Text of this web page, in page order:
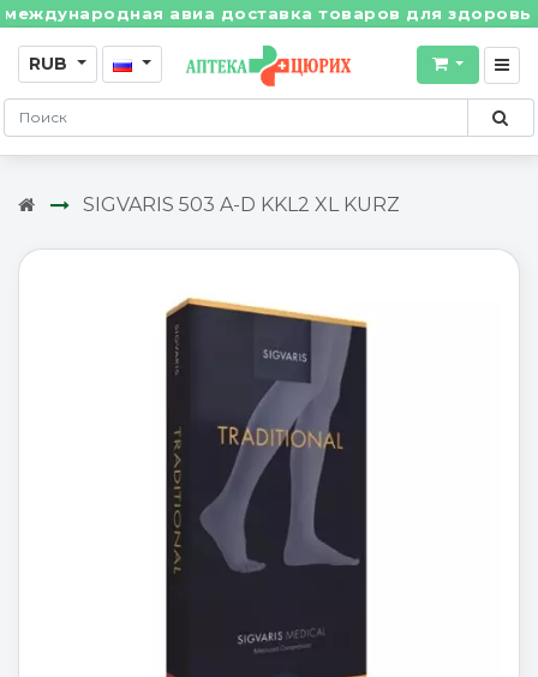
авиа доставка товаров для здоровья
RUB
SIGVARIS 503 A-D KKL2 XL KURZ